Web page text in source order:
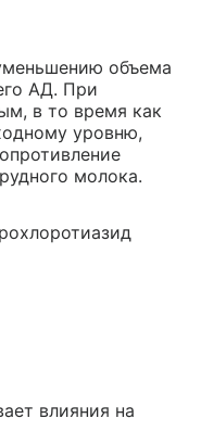
объема
АД. При
в то время как
уровню,
молока.
влияния на